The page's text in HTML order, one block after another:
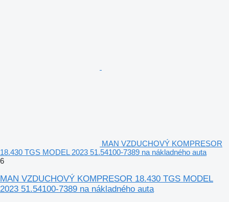
MAN VZDUCHOVÝ KOMPRESOR
18.430 TGS MODEL 2023 51.54100-7389 na nákladného auta
6
MAN VZDUCHOVÝ KOMPRESOR 18.430 TGS MODEL
2023 51.54100-7389 na nákladného auta